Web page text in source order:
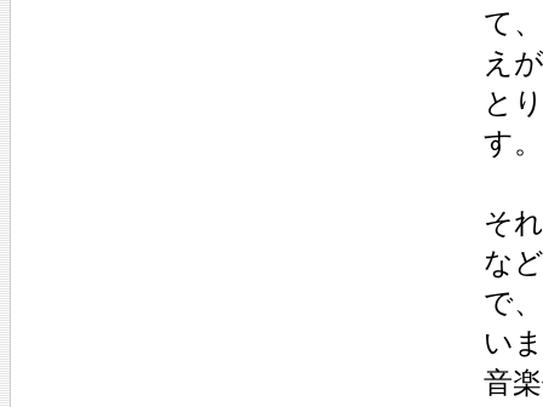
て
え
と
す。
そ
な
で
い
音